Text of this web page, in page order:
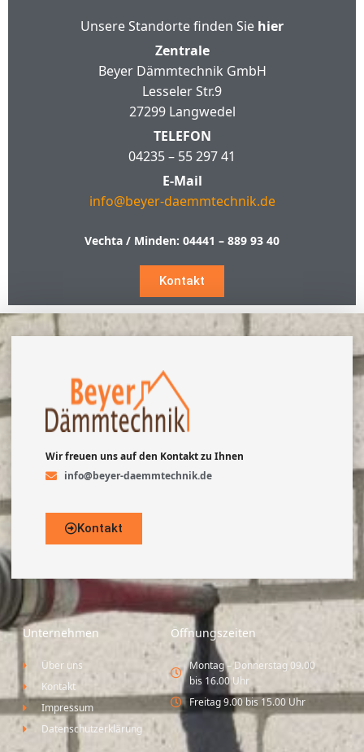
Unsere Standorte finden Sie hier
Zentrale
Beyer Dämmtechnik GmbH
Lesseler Str.9
27299 Langwedel
TELEFON
04235 – 55 297 41
E-Mail
info@beyer-daemmtechnik.de
Vechta / Minden: 04441 – 889 93 40
Kontakt
Wir freuen uns auf den Kontakt zu Ihnen
info@beyer-daemmtechnik.de
Kontakt
Unternehmen
Über uns
Kontakt
Impressum
Datenschutzerklärung
Öffnungszeiten
Montag – Donnerstag 09.00
bis 16.00 Uhr
Freitag 9.00 bis 15.00 Uhr